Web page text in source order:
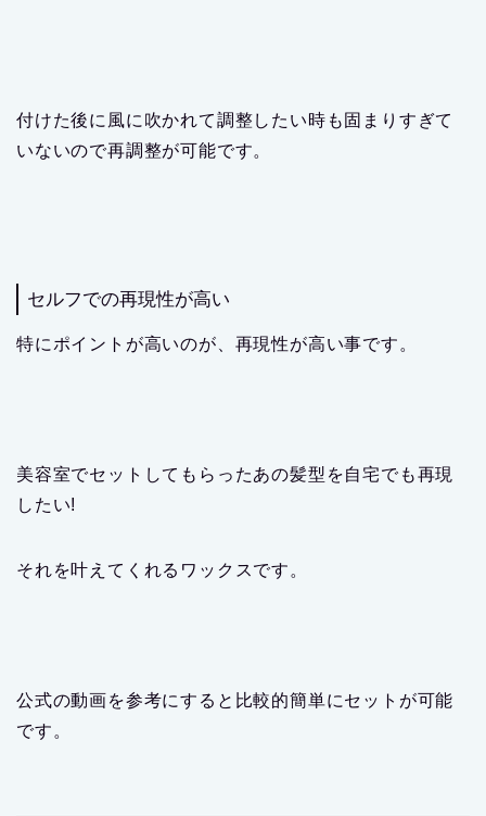
付けた後に風に吹かれて調整したい時も固まりすぎて
いないので再調整が可能です。
セルフでの再現性が高い
特にポイントが高いのが、再現性が高い事です。
美容室でセットしてもらったあの髪型を自宅でも再現
したい!
それを叶えてくれるワックスです。
公式の動画を参考にすると比較的簡単にセットが可能
です。